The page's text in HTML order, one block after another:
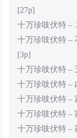
[27p]
十万珍吱伏特 –
十万珍吱伏特 –
[3p]
十万珍吱伏特 –
十万珍吱伏特 –
十万珍吱伏特 –
十万珍吱伏特 –
十万珍吱伏特 –